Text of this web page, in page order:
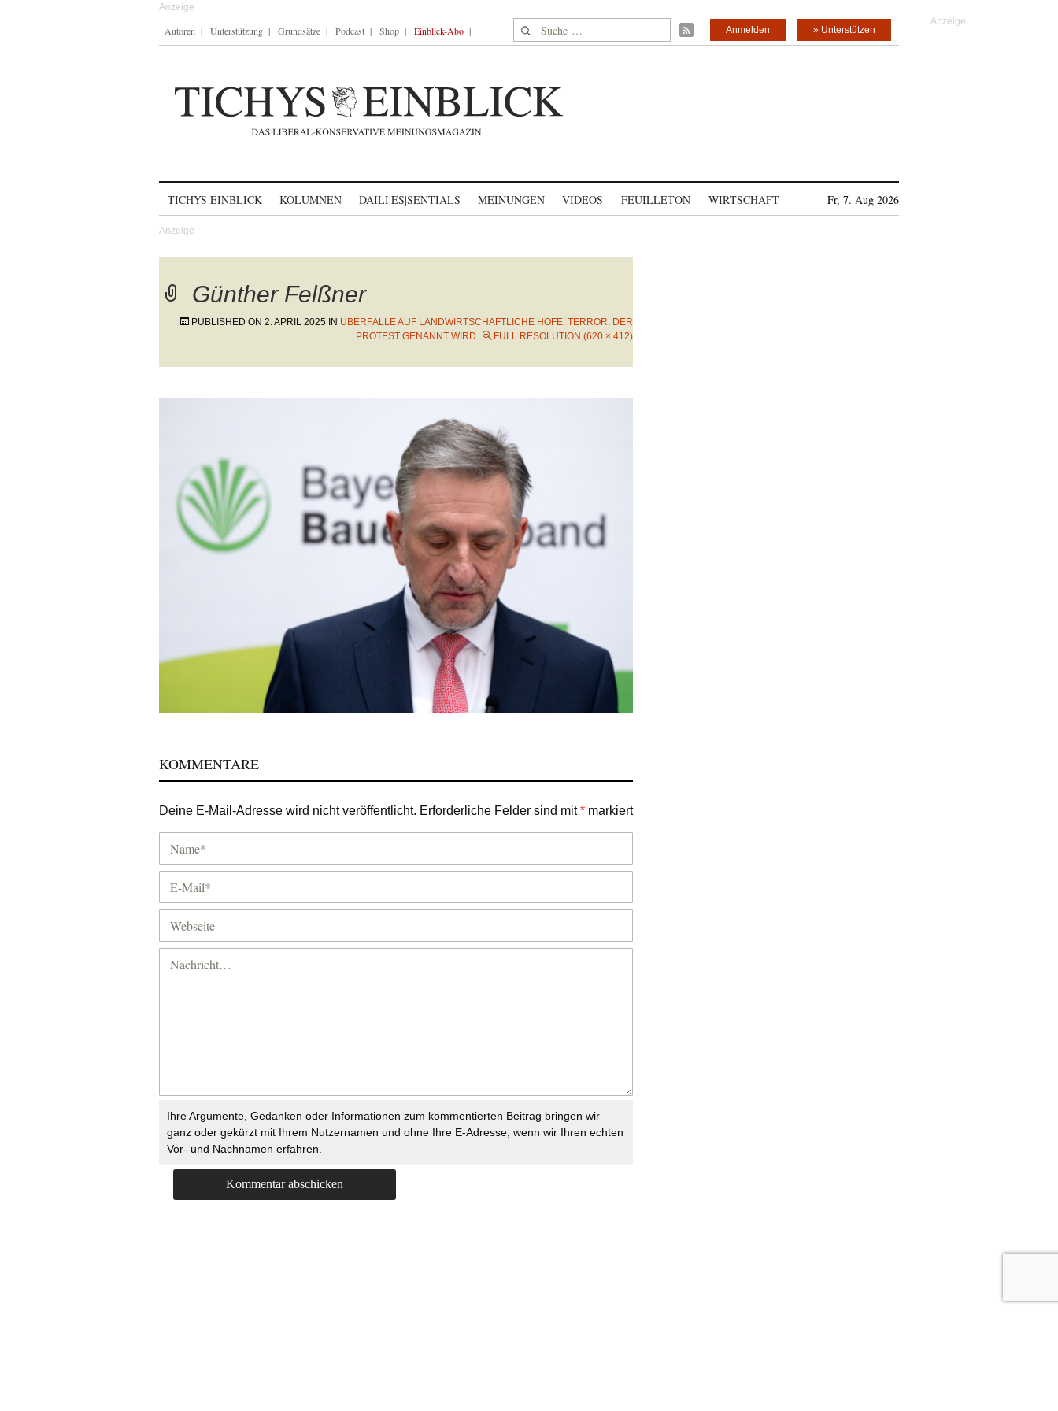
Autoren Unterstützung Grundsätze Podcast Shop Einblick-Abo Suche nach: » Unterstützen
Anmelden
TICHYS EINBLICK KOLUMNEN DAILI|ES|SENTIALS MEINUNGEN VIDEOS FEUILLETON WIRTSCHAFT Fr, 7. Aug 2026
Günther Felßner
PUBLISHED ON 2. APRIL 2025 IN ÜBERFÄLLE AUF LANDWIRTSCHAFTLICHE HÖFE: TERROR, DER
PROTEST GENANNT WIRD
FULL RESOLUTION (620 × 412)
KOMMENTARE
Deine E-Mail-Adresse wird nicht veröffentlicht. Erforderliche Felder sind mit* markiert
Ihre Argumente, Gedanken oder Informationen zum kommentierten Beitrag bringen wir
ganz oder gekürzt mit Ihrem Nutzernamen und ohne Ihre E-Adresse, wenn wir Ihren echten
Vor- und Nachnamen erfahren.